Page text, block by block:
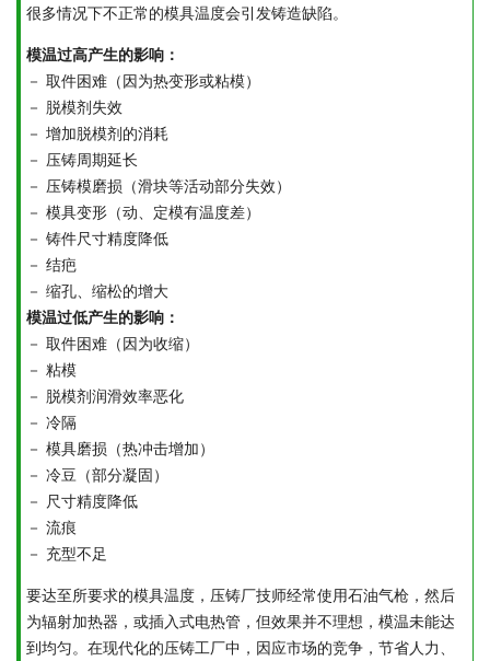
很多情况下不正常的模具温度会引发铸造缺陷。
模温过高产生的影响：
－ 取件困难（因为热变形或粘模）
－ 脱模剂失效
－ 增加脱模剂的消耗
－ 压铸周期延长
－ 压铸模磨损（滑块等活动部分失效）
－ 模具变形（动、定模有温度差）
－ 铸件尺寸精度降低
－ 结疤
－ 缩孔、缩松的增大
模温过低产生的影响：
－ 取件困难（因为收缩）
－ 粘模
－ 脱模剂润滑效率恶化
－ 冷隔
－ 模具磨损（热冲击增加）
－ 冷豆（部分凝固）
－ 尺寸精度降低
－ 流痕
－ 充型不足
要达至所要求的模具温度，压铸厂技师经常使用石油气枪，然后
为辐射加热器，或插入式电热管，但效果并不理想，模温未能达
到均匀。在现代化的压铸工厂中，因应市场的竞争，节省人力、